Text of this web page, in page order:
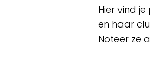
Hier vind
en haar
Noteer ze